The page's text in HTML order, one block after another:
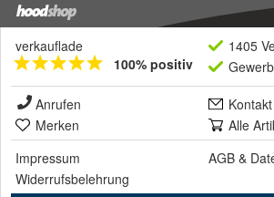
verkauflade
100% positiv
1405
Anrufen
Kontakt
Merken
Alle
Impressum
AGB &
Widerrufsbelehrung